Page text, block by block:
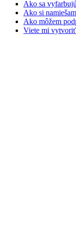
Zvieratá a príroda
Nezaradené
Ako sa
Ako si
Ako môžem
Viete mi